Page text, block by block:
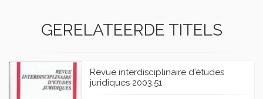
GERELATEERDE TITELS
Revue interdisciplinaire d'études
juridiques 2003.51